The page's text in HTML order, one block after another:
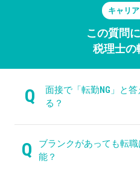
キャリ
この質問
税理士の
Q
面接で「転勤NG」と
る？
Q
ブランクがあっても転
能？